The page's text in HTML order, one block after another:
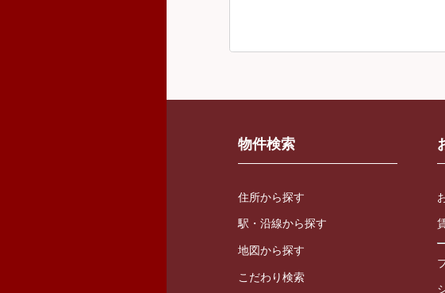
物件検索
住所から探す
駅・沿線から探す
地図から探す
こだわり検索